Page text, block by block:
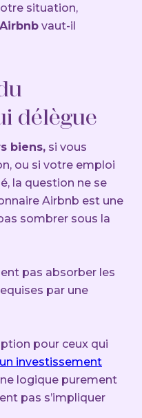
situation,
vaut-il
délègue
biens, si vous
ou si votre emploi
la question ne se
Airbnb est une
sombrer sous la
pas absorber les
par une
pour ceux qui
un investissement
logique purement
pas s’impliquer